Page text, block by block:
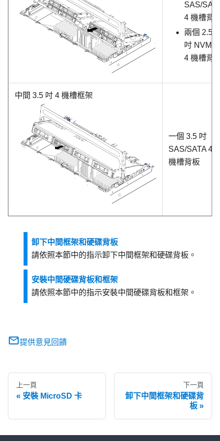
SAS/
4 機槽背
兩個 2.5
吋 NVMe
4 機槽背
中間 3.5 吋 4 機槽框架
一個 3.5 吋
SAS/SATA 4
機槽背板
卸下中間框架和硬碟背板
請依照本節中的指示卸下中間框架和硬碟背板。
安裝中間硬碟背板和框架
請依照本節中的指示安裝中間硬碟背板和框架。
提供意見回饋
上一頁
安裝 MicroSD 卡
下一頁
卸下中間框架和硬碟背
板